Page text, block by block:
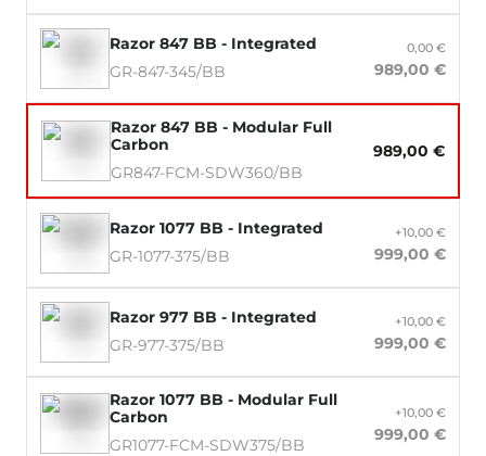
Razor 847 BB - Integrated
GR-847-345/BB
0,00 €
989,00 €
Razor 847 BB - Modular Full
Carbon
GR847-FCM-SDW360/BB
989,00 €
Razor 1077 BB - Integrated
GR-1077-375/BB
+10,00 €
999,00 €
Razor 977 BB - Integrated
GR-977-375/BB
+10,00 €
999,00 €
Razor 1077 BB - Modular Full
Carbon
GR1077-FCM-SDW375/BB
+10,00 €
999,00 €